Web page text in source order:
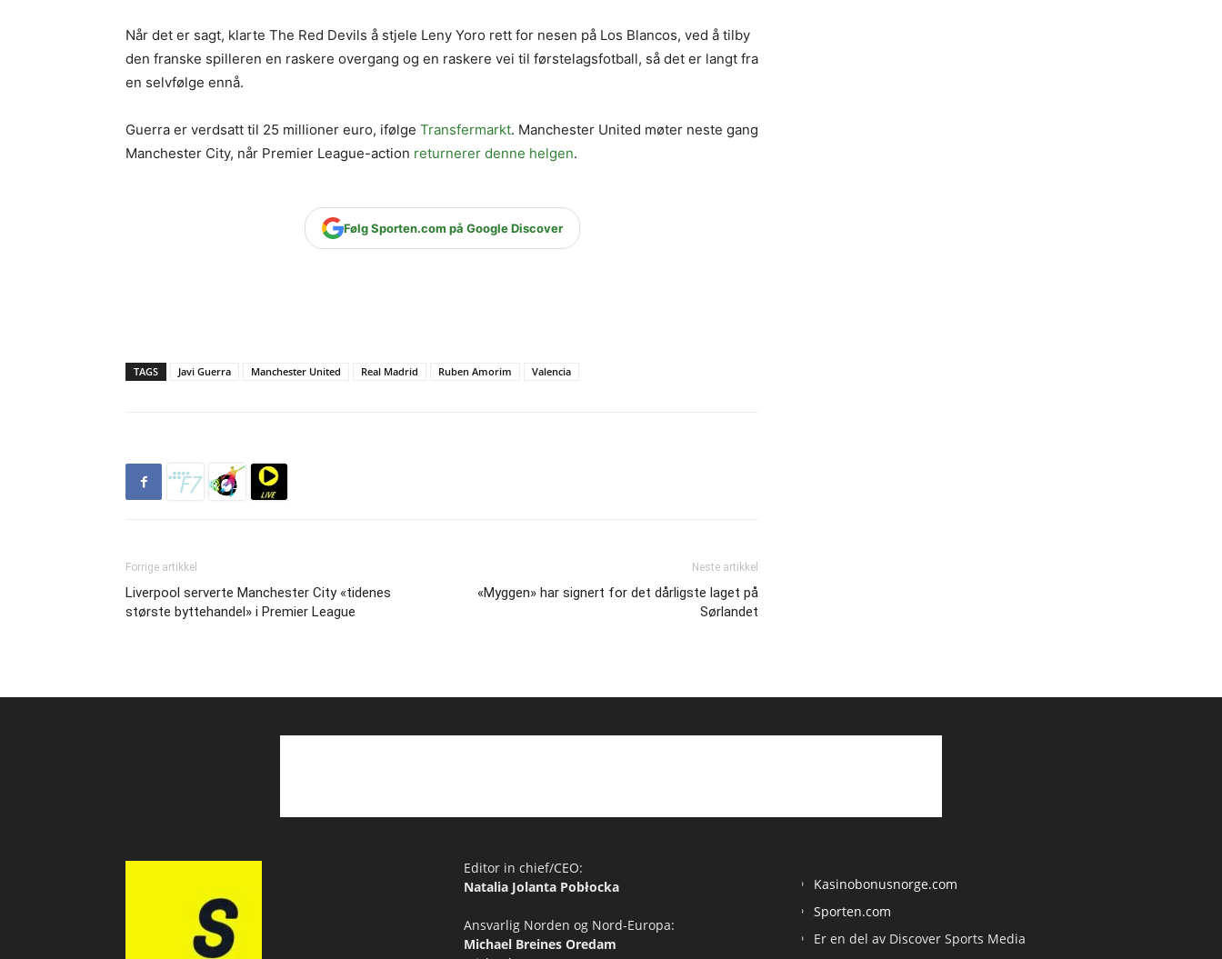
Når det er sagt, klarte The Red Devils å stjele Leny Yoro rett for nesen på Los Blancos, ved å tilby
den franske spilleren en raskere overgang og en raskere vei til førstelagsfotball, så det er langt fra
en selvfølge ennå.
Guerra er verdsatt til 25 millioner euro, ifølge Transfermarkt. Manchester United møter neste gang
Manchester City, når Premier League-action returnerer denne helgen.
Følg Sporten.com på Google Discover
TAGS Javi Guerra Manchester United Real Madrid Ruben Amorim Valencia
Forrige artikkel
Liverpool serverte Manchester City «tidenes
største byttehandel» i Premier League
Neste artikkel
«Myggen» har signert for det dårligste laget på
Sørlandet
Editor in chief/CEO:
Natalia Jolanta Pobłocka
Ansvarlig Norden og Nord-Europa:
Michael Breines Oredam
Kasinobonusnorge.com
Sporten.com
Er en del av Discover Sports Media